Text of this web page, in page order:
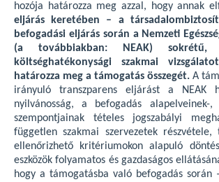
hozója határozza meg azzal, hogy annak
eljárás keretében – a
befogadási eljárás során a Nemzeti
(a továbbiakban: NEAK) sokrétű,
költséghatékonysági szakmai
határozza meg a támogatás összegét. A
irányuló transzparens eljárást a NEAK
nyilvánosság, a befogadás alapelveinek-
szempontjainak tételes jogszabályi
független szakmai szervezetek
ellenőrizhető kritériumokon alapuló
eszközök folyamatos és gazdaságos
hogy a támogatásba való befogadás során